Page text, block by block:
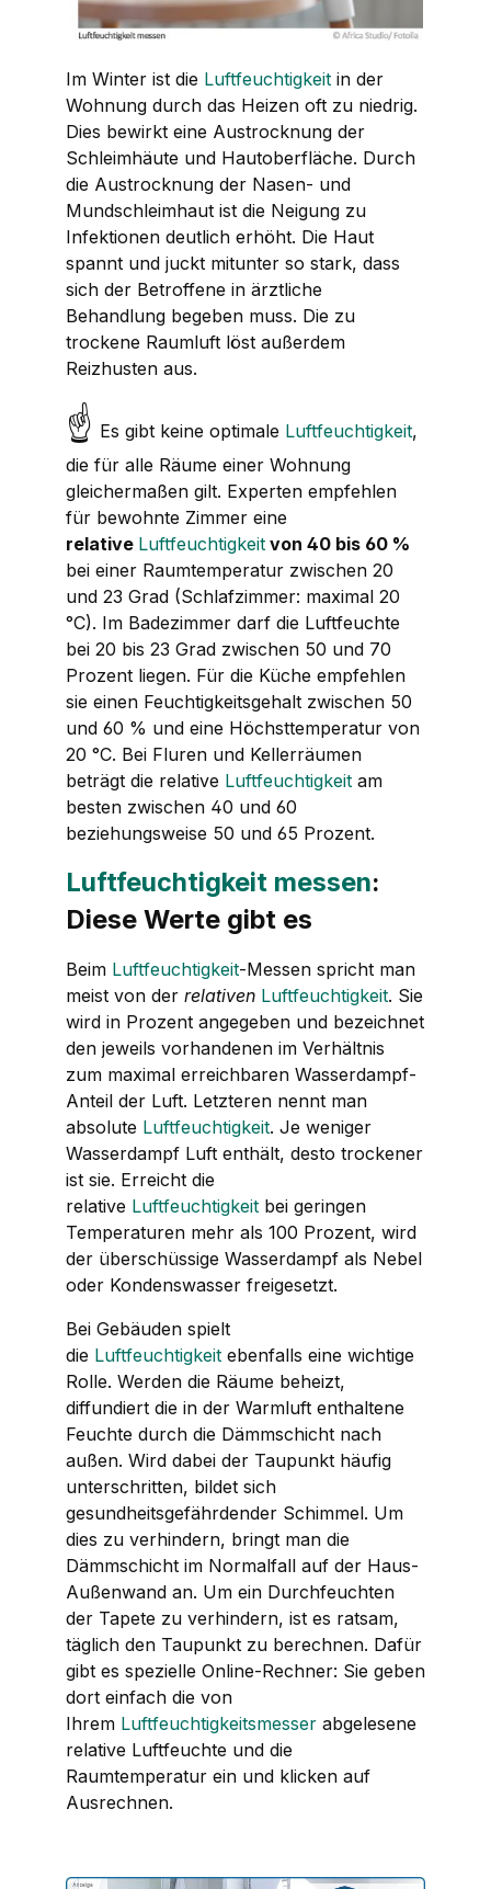
Im Winter ist die Luftfeuchtigkeit in der
Wohnung durch das Heizen oft zu niedrig.
Dies bewirkt eine Austrocknung der
Schleimhäute und Hautoberfläche. Durch
die Austrocknung der Nasen- und
Mundschleimhaut ist die Neigung zu
Infektionen deutlich erhöht. Die Haut
spannt und juckt mitunter so stark, dass
sich der Betroffene in ärztliche
Behandlung begeben muss. Die zu
trockene Raumluft löst außerdem
Reizhusten aus.
☝ Es gibt keine optimale Luftfeuchtigkeit,
die für alle Räume einer Wohnung
gleichermaßen gilt. Experten empfehlen
für bewohnte Zimmer eine
relative Luftfeuchtigkeit von 40 bis 60 %
bei einer Raumtemperatur zwischen 20
und 23 Grad (Schlafzimmer: maximal 20
°C). Im Badezimmer darf die Luftfeuchte
bei 20 bis 23 Grad zwischen 50 und 70
Prozent liegen. Für die Küche empfehlen
sie einen Feuchtigkeitsgehalt zwischen 50
und 60 % und eine Höchsttemperatur von
20 °C. Bei Fluren und Kellerräumen
beträgt die relative Luftfeuchtigkeit am
besten zwischen 40 und 60
beziehungsweise 50 und 65 Prozent.
Luftfeuchtigkeit messen:
Diese Werte gibt es
Beim Luftfeuchtigkeit-Messen spricht man
meist von der relativen Luftfeuchtigkeit. Sie
wird in Prozent angegeben und bezeichnet
den jeweils vorhandenen im Verhältnis
zum maximal erreichbaren Wasserdampf-
Anteil der Luft. Letzteren nennt man
absolute Luftfeuchtigkeit. Je weniger
Wasserdampf Luft enthält, desto trockener
ist sie. Erreicht die
relative Luftfeuchtigkeit bei geringen
Temperaturen mehr als 100 Prozent, wird
der überschüssige Wasserdampf als Nebel
oder Kondenswasser freigesetzt.
Bei Gebäuden spielt
die Luftfeuchtigkeit ebenfalls eine wichtige
Rolle. Werden die Räume beheizt,
diffundiert die in der Warmluft enthaltene
Feuchte durch die Dämmschicht nach
außen. Wird dabei der Taupunkt häufig
unterschritten, bildet sich
gesundheitsgefährdender Schimmel. Um
dies zu verhindern, bringt man die
Dämmschicht im Normalfall auf der Haus-
Außenwand an. Um ein Durchfeuchten
der Tapete zu verhindern, ist es ratsam,
täglich den Taupunkt zu berechnen. Dafür
gibt es spezielle Online-Rechner: Sie geben
dort einfach die von
Ihrem Luftfeuchtigkeitsmesser abgelesene
relative Luftfeuchte und die
Raumtemperatur ein und klicken auf
Ausrechnen.